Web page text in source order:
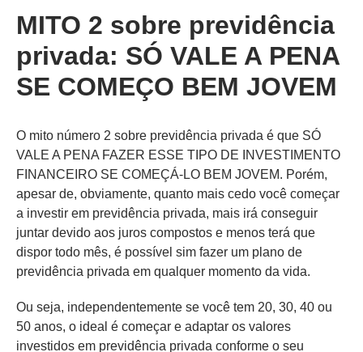
MITO 2 sobre previdência
privada: SÓ VALE A PENA
SE COMEÇO BEM JOVEM
O mito número 2 sobre previdência privada é que SÓ
VALE A PENA FAZER ESSE TIPO DE INVESTIMENTO
FINANCEIRO SE COMEÇÁ-LO BEM JOVEM. Porém,
apesar de, obviamente, quanto mais cedo você começar
a investir em previdência privada, mais irá conseguir
juntar devido aos juros compostos e menos terá que
dispor todo mês, é possível sim fazer um plano de
previdência privada em qualquer momento da vida.
Ou seja, independentemente se você tem 20, 30, 40 ou
50 anos, o ideal é começar e adaptar os valores
investidos em previdência privada conforme o seu